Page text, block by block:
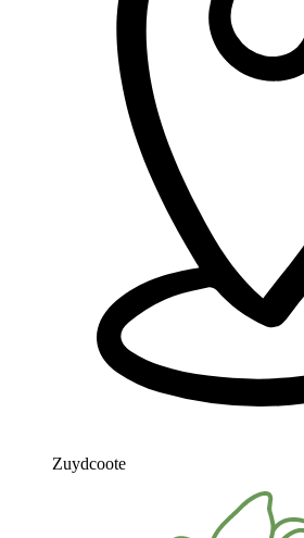
Zuydcoote